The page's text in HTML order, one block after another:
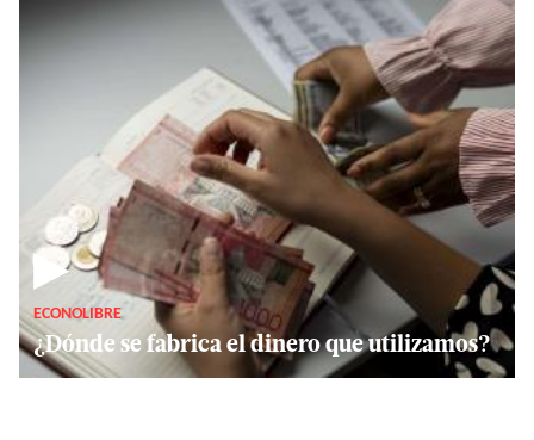
▶
ECONOLIBRE
¿Dónde se fabrica el dinero que utilizamos?